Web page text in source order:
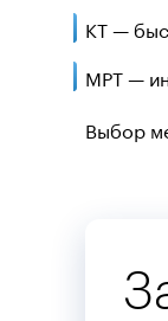
КТ —
МРТ —
Выбор